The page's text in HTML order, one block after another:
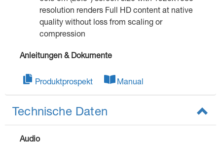
resolution renders Full HD content at native
quality without loss from scaling or
compression
Anleitungen & Dokumente
Produktprospekt Manual
Technische Daten
Audio